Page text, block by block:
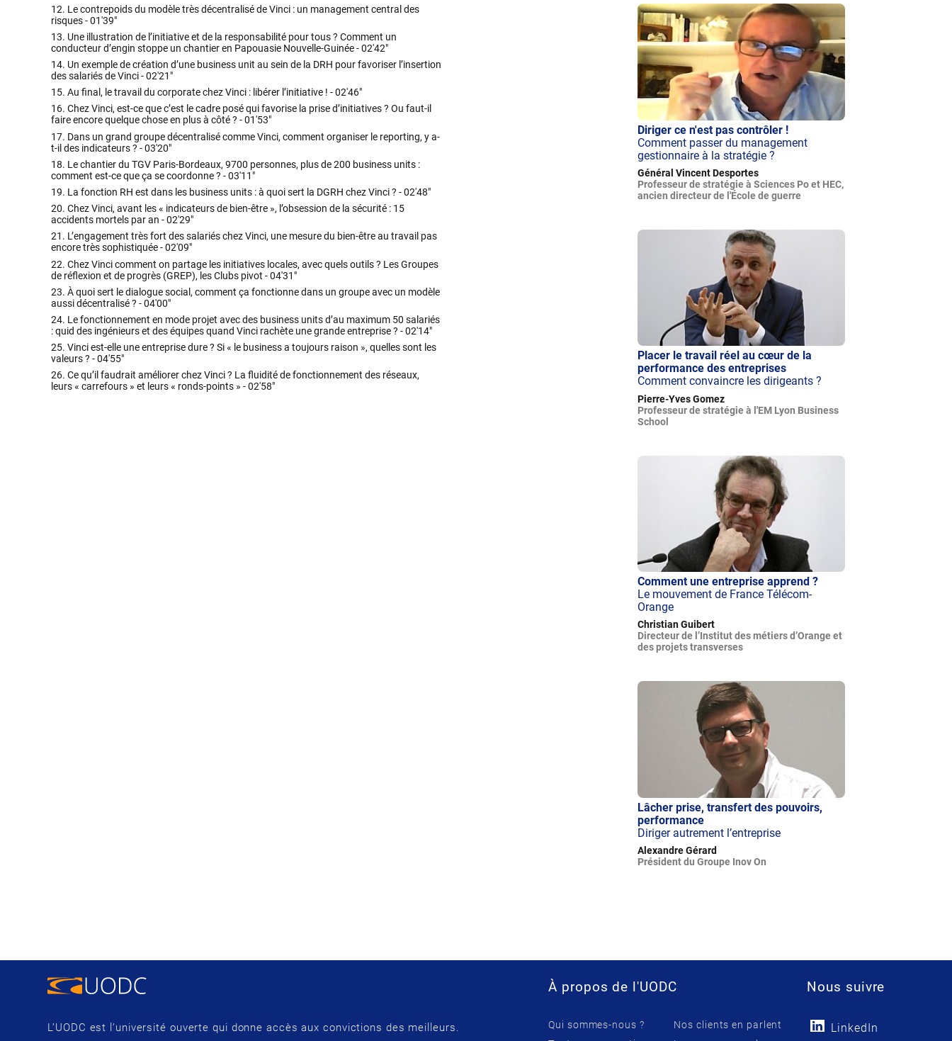
12. Le contrepoids du modèle très décentralisé de Vinci : un management central des
risques -01'39"
13. Une illustration de l’initiative et de la responsabilité pour tous ? Comment un
conducteur d’engin stoppe un chantier en Papouasie Nouvelle-Guinée -02'42"
14. Un exemple de création d’une business unit au sein de la DRH pour favoriser l’insertion
des salariés de Vinci -02'21"
15. Au final, le travail du corporate chez Vinci : libérer l’initiative ! -02'46"
16. Chez Vinci, est-ce que c’est le cadre posé qui favorise la prise d’initiatives ? Ou faut-il
faire encore quelque chose en plus à côté ? -01'53"
17. Dans un grand groupe décentralisé comme Vinci, comment organiser le reporting, y a-
t-il des indicateurs ? -03'20"
18. Le chantier du TGV Paris-Bordeaux, 9700 personnes, plus de 200 business units :
comment est-ce que ça se coordonne ? -03'11"
19. La fonction RH est dans les business units : à quoi sert la DGRH chez Vinci ? -02'48"
20. Chez Vinci, avant les « indicateurs de bien-être », l’obsession de la sécurité : 15
accidents mortels par an -02'29"
21. L’engagement très fort des salariés chez Vinci, une mesure du bien-être au travail pas
encore très sophistiquée -02'09"
22. Chez Vinci comment on partage les initiatives locales, avec quels outils ? Les Groupes
de réflexion et de progrès (GREP), les Clubs pivot -04'31"
23. À quoi sert le dialogue social, comment ça fonctionne dans un groupe avec un modèle
aussi décentralisé ? -04'00"
24. Le fonctionnement en mode projet avec des business units d’au maximum 50 salariés
: quid des ingénieurs et des équipes quand Vinci rachète une grande entreprise ? -02'14"
25. Vinci est-elle une entreprise dure ? Si « le business a toujours raison », quelles sont les
valeurs ? -04'55"
26. Ce qu’il faudrait améliorer chez Vinci ? La fluidité de fonctionnement des réseaux,
leurs « carrefours » et leurs « ronds-points » -02'58"
Diriger ce n'est pas contrôler !
Comment passer du management
gestionnaire à la stratégie ?
Général Vincent Desportes
Professeur de stratégie à Sciences Po et HEC,
ancien directeur de l'École de guerre
Placer le travail réel au cœur de la
performance des entreprises
Comment convaincre les dirigeants ?
Pierre-Yves Gomez
Professeur de stratégie à l'EM Lyon Business
School
Comment une entreprise apprend ?
Le mouvement de France Télécom-
Orange
Christian Guibert
Directeur de l’Institut des métiers d’Orange et
des projets transverses
Lâcher prise, transfert des pouvoirs,
performance
Diriger autrement l’entreprise
Alexandre Gérard
Président du Groupe Inov On
L’UODC est l’université ouverte qui donne accès aux convictions des meilleurs.
À propos de l'UODC
Qui sommes-nous ?
Nos clients en parlent
Nous suivre
LinkedIn